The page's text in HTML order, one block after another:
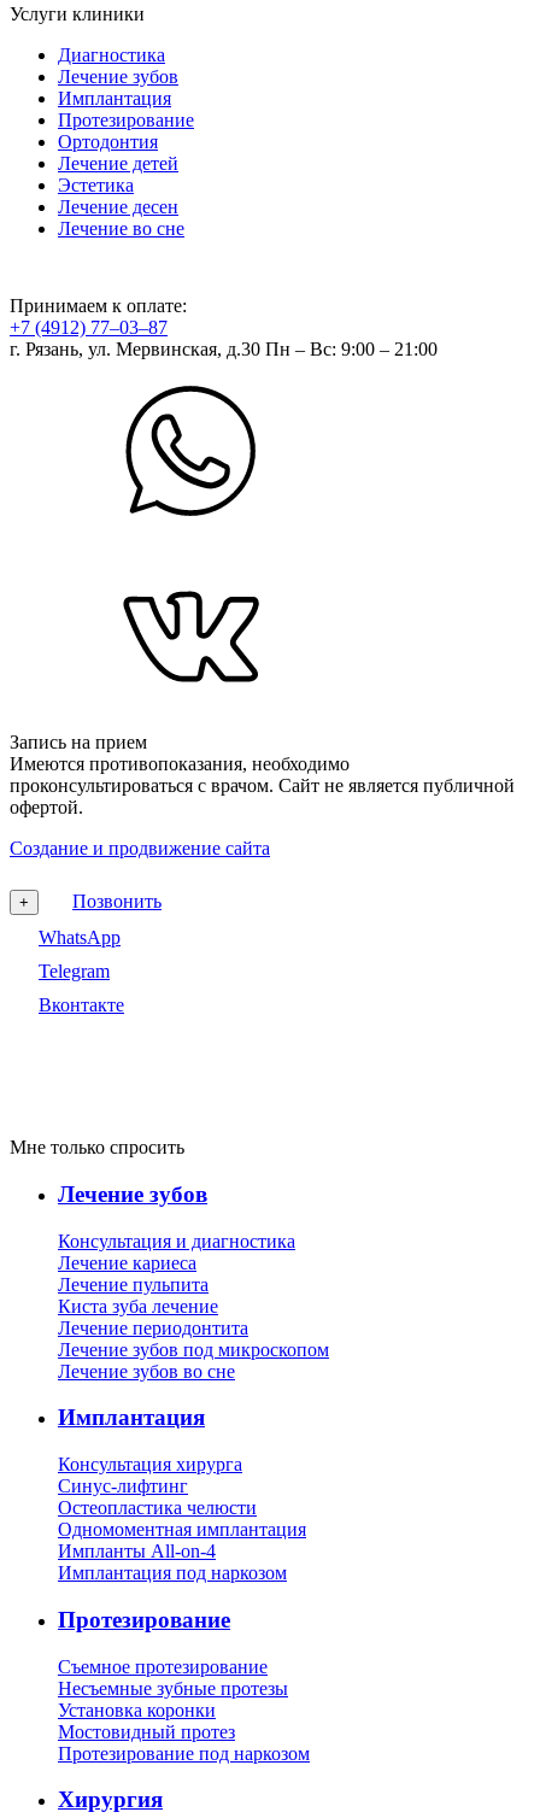
Услуги клиники
Диагностика
Лечение зубов
Имплантация
Протезирование
Ортодонтия
Лечение детей
Эстетика
Лечение десен
Лечение во сне
Принимаем к оплате:
+7 (4912) 77‒03‒87
г. Рязань, ул. Мервинская, д.30 Пн – Вс: 9:00 – 21:00
Запись на прием
Имеются противопоказания, необходимо
проконсультироваться с врачом. Сайт не является публичной
офертой.
Создание и продвижение сайта
+
Позвонить
WhatsApp
Telegram
Вконтакте
Мне только спросить
Лечение зубов
Консультация и диагностика
Лечение кариеса
Лечение пульпита
Киста зуба лечение
Лечение периодонтита
Лечение зубов под микроскопом
Лечение зубов во сне
Имплантация
Консультация хирурга
Синус-лифтинг
Остеопластика челюсти
Одномоментная имплантация
Импланты All-on-4
Имплантация под наркозом
Протезирование
Съемное протезирование
Несъемные зубные протезы
Установка коронки
Мостовидный протез
Протезирование под наркозом
Хирургия